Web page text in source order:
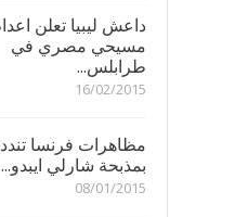
مسيحي مصري في
طرابلس...
16/02/2015
مظاهرات فرنسا تندد
بمذبحة شارلي ايبدو...
08/01/2015